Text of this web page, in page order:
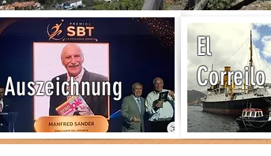
El
Correilo
Auszeichnung